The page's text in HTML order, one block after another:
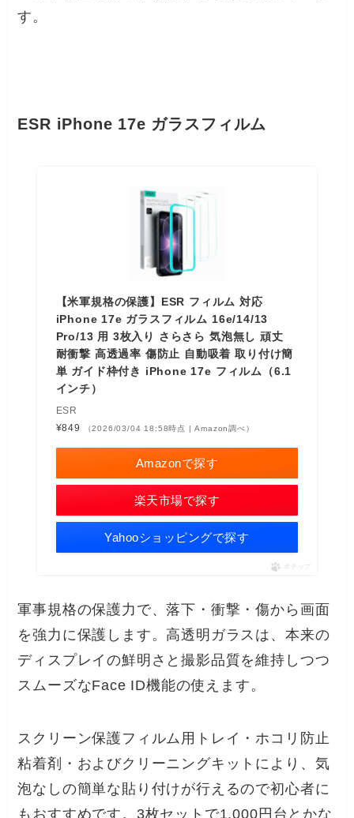
す。
ESR iPhone 17e ガラスフィルム
【米軍規格の保護】ESR フィルム 対応
iPhone 17e ガラスフィルム 16e/14/13
Pro/13 用 3枚入り さらさら 気泡無し 頑丈
耐衝撃 高透過率 傷防止 自動吸着 取り付け簡
単 ガイド枠付き iPhone 17e フィルム（6.1
インチ）
ESR
¥849
（2026/03/04 18:58時点 | Amazon調べ）
Amazonで探す
楽天市場で探す
Yahooショッピングで探す
ポチップ
軍事規格の保護力で、落下・衝撃・傷から画面
を強力に保護します。高透明ガラスは、本来の
ディスプレイの鮮明さと撮影品質を維持しつつ
スムーズなFace ID機能の使えます。
スクリーン保護フィルム用トレイ・ホコリ防止
粘着剤・およびクリーニングキットにより、気
泡なしの簡単な貼り付けが行えるので初心者に
もおすすめです。3枚セットで1,000円台とかな